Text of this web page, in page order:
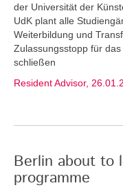
der Universität der
UdK plant alle
Weiterbildung und
Zulassungsstopp für
schließen
Resident Advisor,
Berlin about to
programme